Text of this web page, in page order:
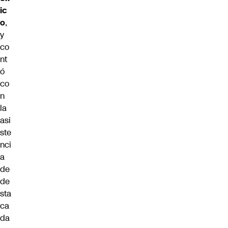
ic
o,
y
co
nt
ó
co
n
la
asi
ste
nci
a
de
de
sta
ca
da